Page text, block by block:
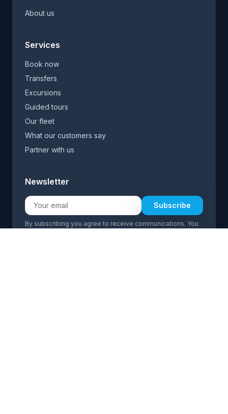
About us
Services
Book now
Transfers
Excursions
Guided tours
Our fleet
What our customers say
Partner with us
Newsletter
Subscribe
By subscribing you agree to receive communications. You